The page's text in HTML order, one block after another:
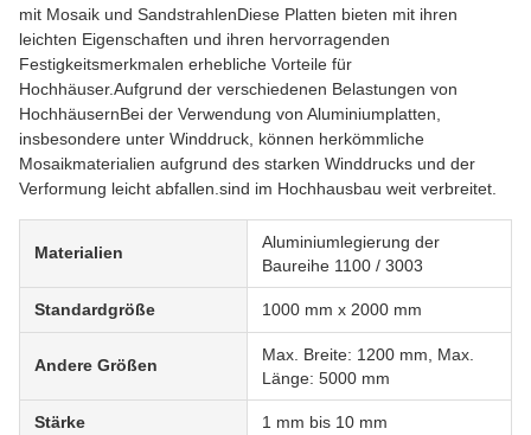
mit Mosaik und SandstrahlenDiese Platten bieten mit ihren
leichten Eigenschaften und ihren hervorragenden
Festigkeitsmerkmalen erhebliche Vorteile für
Hochhäuser.Aufgrund der verschiedenen Belastungen von
HochhäusernBei der Verwendung von Aluminiumplatten,
insbesondere unter Winddruck, können herkömmliche
Mosaikmaterialien aufgrund des starken Winddrucks und der
Verformung leicht abfallen.sind im Hochhausbau weit verbreitet.
Materialien
Aluminiumlegierung der
Baureihe 1100 / 3003
Standardgröße 1000 mm x 2000 mm
Andere Größen
Max. Breite: 1200 mm, Max.
Länge: 5000 mm
Stärke 1 mm bis 10 mm